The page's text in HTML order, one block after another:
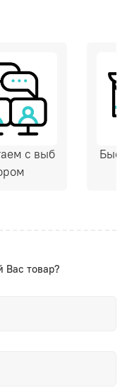
с выб
товар?